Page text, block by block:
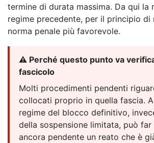
termine di durata massima. Da qui la
regime precedente, per il principio
norma penale più favorevole.
⚠️ Perché questo punto va
fascicolo
Molti procedimenti pendenti
collocati proprio in quella fascia.
regime del blocco definitivo,
della sospensione limitata, può far
ancora pendente un reato che è